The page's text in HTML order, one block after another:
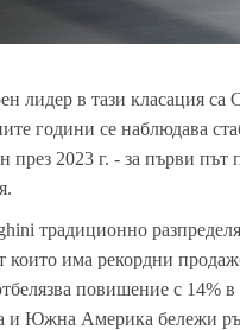
лидер в тази класация
години се наблюдава
през 2023 г. - за първи
традиционно
които има рекордни
повишение с 14%
и Южна Америка бележи